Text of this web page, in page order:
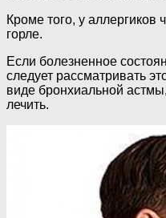
Кроме того, у
горле.
Если болезненное
следует рассматривать
виде бронхиальной
лечить.